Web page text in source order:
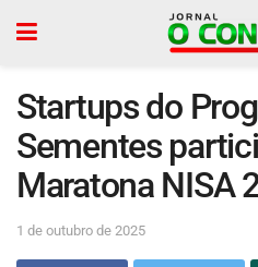
Startups do
Sementes
Maratona NISA
1 de outubro de 2025